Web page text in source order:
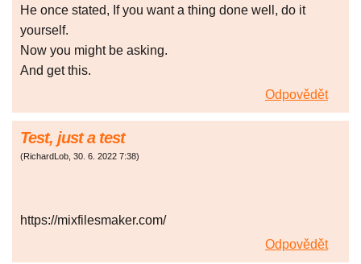
He once stated, If you want a thing done well, do it
yourself.
Now you might be asking.
And get this.
Odpovědět
Test, just a test
(RichardLob, 30. 6. 2022 7:38)
https://mixfilesmaker.com/
Odpovědět